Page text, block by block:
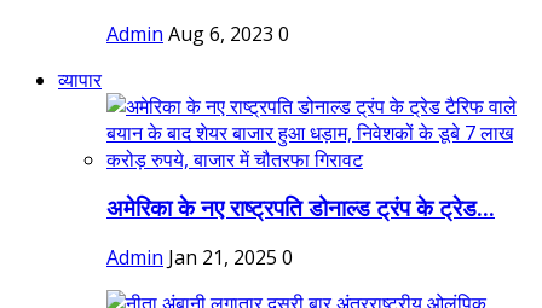
Admin Aug 6, 2023 0
व्यापार
अमेरिका के नए राष्ट्रपति डोनाल्ड ट्रंप के ट्रेड...
Admin Jan 21, 2025 0